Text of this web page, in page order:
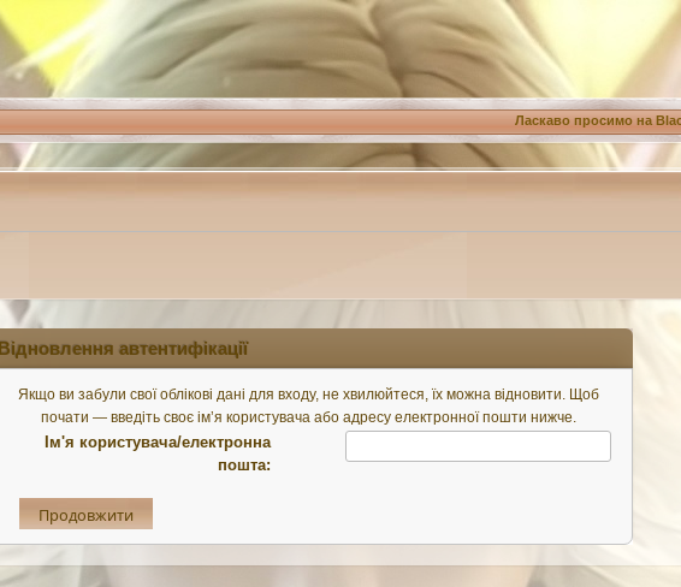
Ласкаво просимо на
Відновлення автентифікації
Якщо ви забули свої облікові дані для входу, не хвилюйтеся, їх можна відновити. Щоб
почати — введіть своє ім’я користувача або адресу електронної пошти нижче.
Ім'я користувача/електронна
пошта: